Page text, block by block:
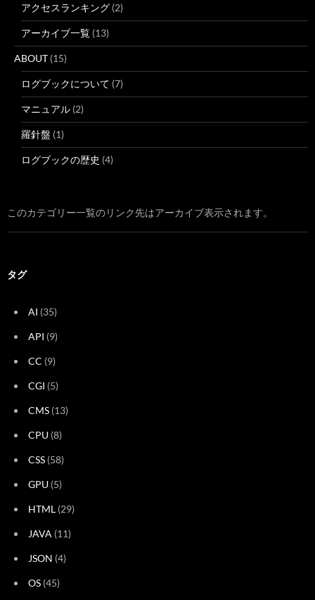
アクセスランキング (2)
アーカイブ一覧 (13)
ABOUT (15)
ログブックについて (7)
マニュアル (2)
羅針盤 (1)
ログブックの歴史 (4)
このカテゴリー一覧のリンク先はアーカイブ表示されます。
タグ
AI (35)
API (9)
CC (9)
CGI (5)
CMS (13)
CPU (8)
CSS (58)
GPU (5)
HTML (29)
JAVA (11)
JSON (4)
OS (45)